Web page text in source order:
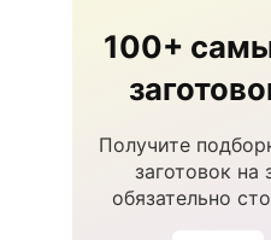
100+
Получите
заготовок на
обязательно